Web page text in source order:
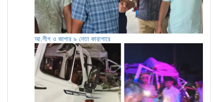
আ.লীগ ও জাপার ৯ নেতা কারাগারে